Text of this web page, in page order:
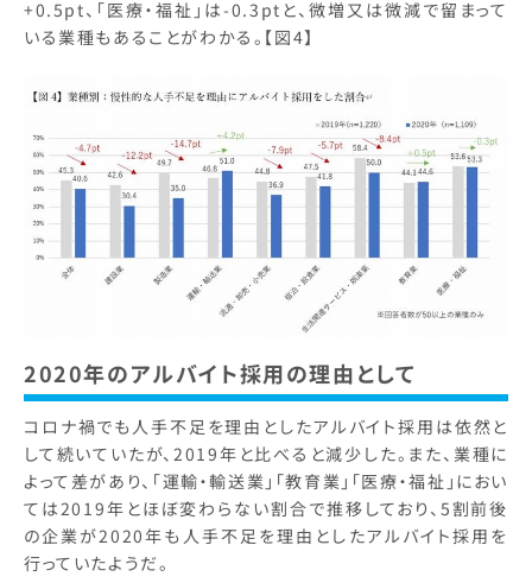
+0.5pt、「医療・福祉」は-0.3ptと、微増又は微減で留まって
いる業種もあることがわかる。【図4】
2020年のアルバイト採用の理由として
コロナ禍でも人手不足を理由としたアルバイト採用は依然と
して続いていたが、2019年と比べると減少した。また、業種に
よって差があり、「運輸・輸送業」「教育業」「医療・福祉」におい
ては2019年とほぼ変わらない割合で推移しており、5割前後
の企業が2020年も人手不足を理由としたアルバイト採用を
行っていたようだ。